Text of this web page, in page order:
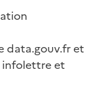
data.gouv.fr et
infolettre et